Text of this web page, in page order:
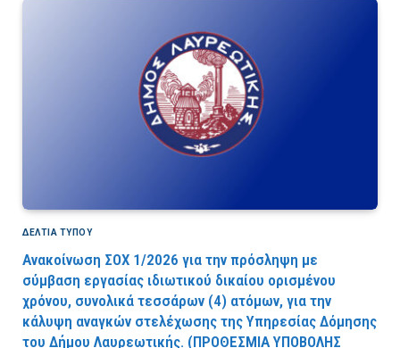
ΔΕΛΤΙΑ ΤΥΠΟΥ
Ανακοίνωση ΣΟΧ 1/2026 για την πρόσληψη με
σύμβαση εργασίας ιδιωτικού δικαίου ορισμένου
χρόνου, συνολικά τεσσάρων (4) ατόμων, για την
κάλυψη αναγκών στελέχωσης της Υπηρεσίας Δόμησης
του Δήμου Λαυρεωτικής. (ΠPOΘEΣMIA YΠOBOΛHΣ